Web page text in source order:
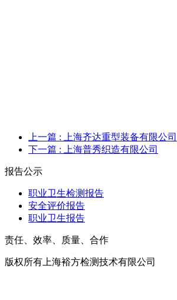
上一篇 : 上海齐达重型装备有限公司
下一篇 : 上海普秀织造有限公司
报告公示
职业卫生检测报告
安全评价报告
职业卫生报告
责任、效率、质量、合作
版权所有上海裕方检测技术有限公司